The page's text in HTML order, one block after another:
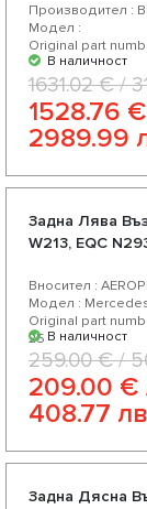
Производител :
Модел :
Original part
В наличност
1631.02 € /
1528.76
2989.99
Задна Лява
W213, EQC
Вносител :
Модел :
Original part
25В наличност
259.00 € /
209.00 €
408.77
Задна Дясна